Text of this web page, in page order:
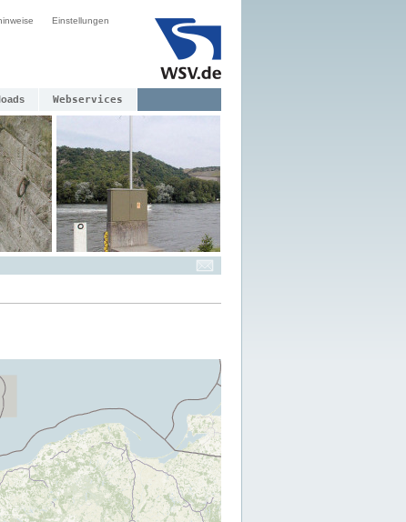
Einstellungen
Webservices